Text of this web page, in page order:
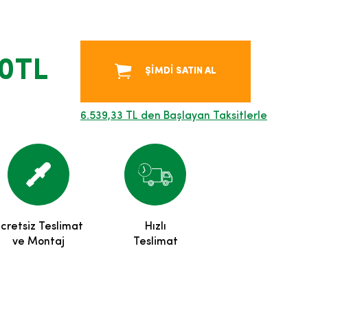
ŞİMDİ SATIN AL
6.539,33 TL den Başlayan Taksitlerle
Teslimat
ve Montaj
Hızlı
Teslimat